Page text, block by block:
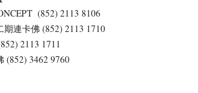
(852) 2113 8106
期連卡佛 (852) 2113 1710
2113 1711
(852) 3462 9760